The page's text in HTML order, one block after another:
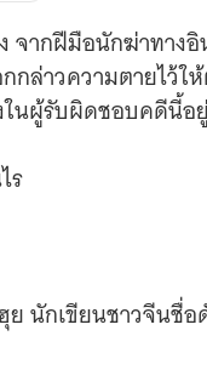
ากฝีมือนักฆ่าทางอิ
าวความตายไว้ใ
นผู้รับผิดชอบคดีนี้อ
ร
นักเขียนชาวจีนชื่อ